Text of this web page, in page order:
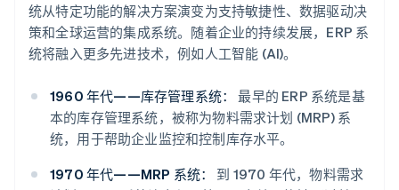
统从特定功能的解决方案演变为支持敏捷性、数据驱动决
策和全球运营的集成系统。随着企业的持续发展，ERP 系
统将融入更多先进技术，例如人工智能 (AI)。
1960 年代——库存管理系统：
最早的 ERP 系统是基
本的库存管理系统，被称为物料需求计划 (MRP) 系
统，用于帮助企业监控和控制库存水平。
1970 年代——MRP 系统：
到 1970 年代，物料需求